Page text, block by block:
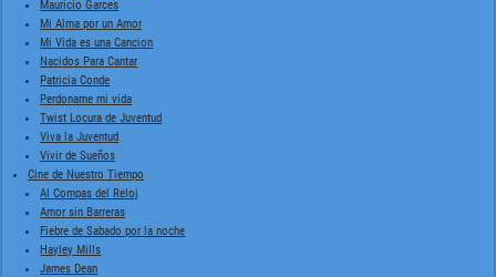
Mauricio Garces
Mi Alma por un Amor
Mi Vida es una Cancion
Nacidos Para Cantar
Patricia Conde
Perdoname mi vida
Twist Locura de Juventud
Viva la Juventud
Vivir de Sueños
Cine de Nuestro Tiempo
Al Compas del Reloj
Amor sin Barreras
Fiebre de Sabado por la noche
Hayley Mills
James Dean